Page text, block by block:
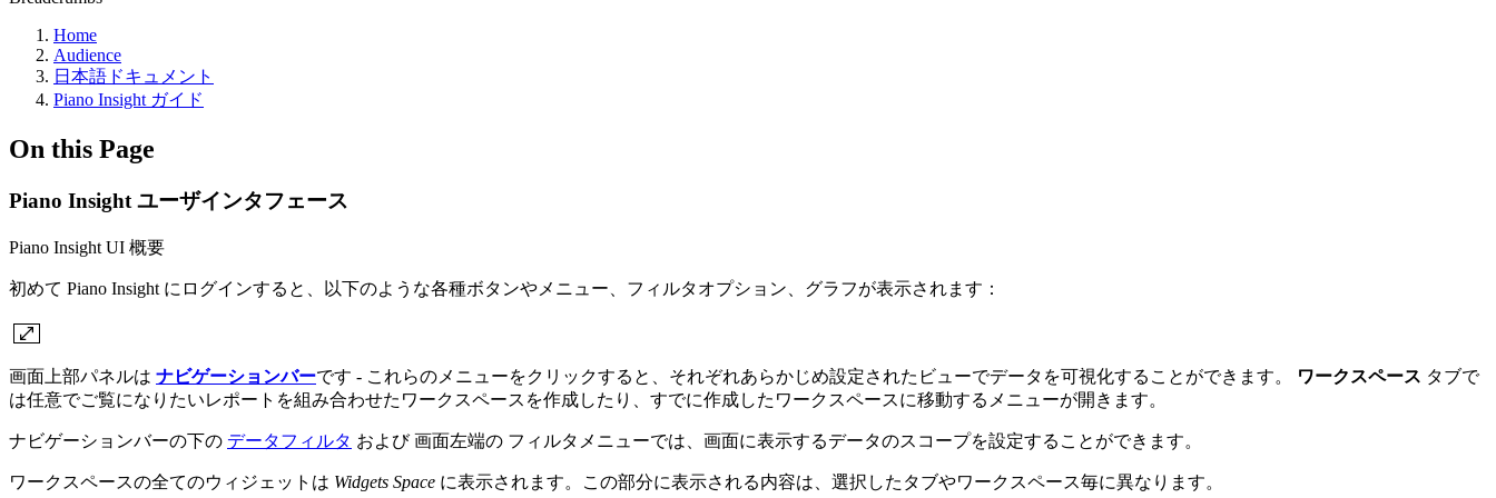
Home
Audience
日本語ドキュメント
Piano Insight ガイド
On this Page
Piano Insight ユーザインタフェース
Piano Insight UI 概要
初めて Piano Insight にログインすると、以下のような各種ボタンやメニュー、フィルタオプション、グラフが表示されます：
画面上部パネルは ナビゲーションバーです - これらのメニューをクリックすると、それぞれあらかじめ設定されたビューでデータを可視化することができます。 ワークスペース タブで
は任意でご覧になりたいレポートを組み合わせたワークスペースを作成したり、すでに作成したワークスペースに移動するメニューが開きます。
ナビゲーションバーの下の データフィルタ および 画面左端の フィルタメニューでは、画面に表示するデータのスコープを設定することができます。
ワークスペースの全てのウィジェットは Widgets Space に表示されます。この部分に表示される内容は、選択したタブやワークスペース毎に異なります。